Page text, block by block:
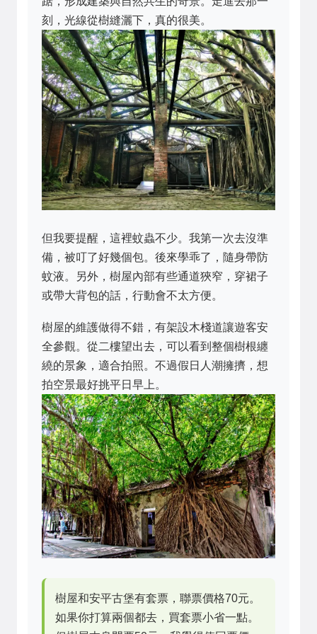
刻，光線從樹縫灑下，真的很美。
但我要提醒，這裡蚊蟲不少。我第一次去沒準
備，被叮了好幾個包。後來學乖了，隨身帶防
蚊液。另外，樹屋內部有些通道狹窄，穿裙子
或帶大背包的話，行動會不太方便。
樹屋的維護做得不錯，有架設木棧道讓遊客安
全參觀。從二樓望出去，可以看到整個樹根纏
繞的景象，適合拍照。不過假日人潮擁擠，想
拍空景最好挑平日早上。
樹屋和安平古堡有套票，聯票價格70元。
如果你打算兩個都去，買套票小省一點。